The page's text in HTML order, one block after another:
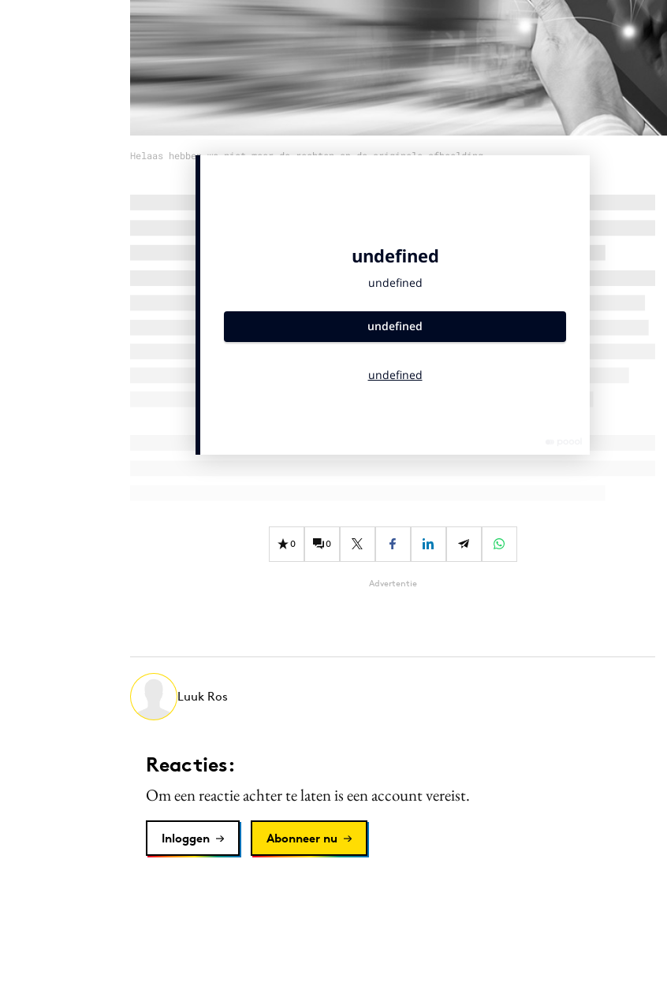
Helaas hebben we niet meer de rechten op de originele afbeelding
0 0
Advertentie
Luuk Ros
Reacties:
Om een reactie achter te laten is een account vereist.
Inloggen Abonneer nu